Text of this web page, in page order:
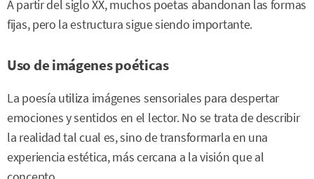
A partir del siglo XX, muchos poetas abandonan las formas
fijas, pero la estructura sigue siendo importante.
Uso de imágenes poéticas
La poesía utiliza imágenes sensoriales para despertar
emociones y sentidos en el lector. No se trata de describir
la realidad tal cual es, sino de transformarla en una
experiencia estética, más cercana a la visión que al